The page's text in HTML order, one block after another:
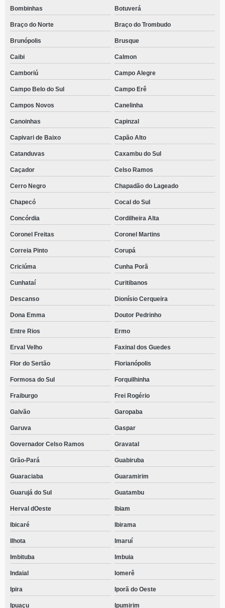
Bombinhas Botuverá
Braço do Norte Braço do Trombudo
Brunópolis Brusque
Caibi Calmon
Camboriú Campo Alegre
Campo Belo do Sul Campo Erê
Campos Novos Canelinha
Canoinhas Capinzal
Capivari de Baixo Capão Alto
Catanduvas Caxambu do Sul
Caçador Celso Ramos
Cerro Negro Chapadão do Lageado
Chapecó Cocal do Sul
Concórdia Cordilheira Alta
Coronel Freitas Coronel Martins
Correia Pinto Corupá
Criciúma Cunha Porã
Cunhataí Curitibanos
Descanso Dionísio Cerqueira
Dona Emma Doutor Pedrinho
Entre Rios Ermo
Erval Velho Faxinal dos Guedes
Flor do Sertão Florianópolis
Formosa do Sul Forquilhinha
Fraiburgo Frei Rogério
Galvão Garopaba
Garuva Gaspar
Governador Celso Ramos Gravatal
Grão-Pará Guabiruba
Guaraciaba Guaramirim
Guarujá do Sul Guatambu
Herval dOeste Ibiam
Ibicaré Ibirama
Ilhota Imaruí
Imbituba Imbuia
Indaial Iomerê
Ipira Iporã do Oeste
Ipuaçu Ipumirim